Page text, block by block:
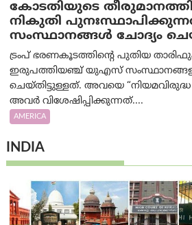
കോടതിയുടെ
നികുതി
സംസ്ഥാനങ്ങൾ ചോദ്യം
ട്രംപ് ഭരണകൂടത്തിന്റെ പുതിയ
ഇരുപത്തിയഞ്ച് യുഎസ്
ചെയ്തിട്ടുള്ളത്. അവയെ
അവര്‍ വിശേഷിപ്പിക്കുന്നത്....
AMERICA
INDIA